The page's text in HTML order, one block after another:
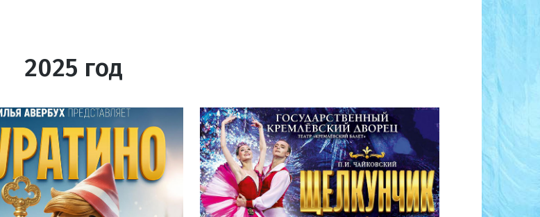
2025 год